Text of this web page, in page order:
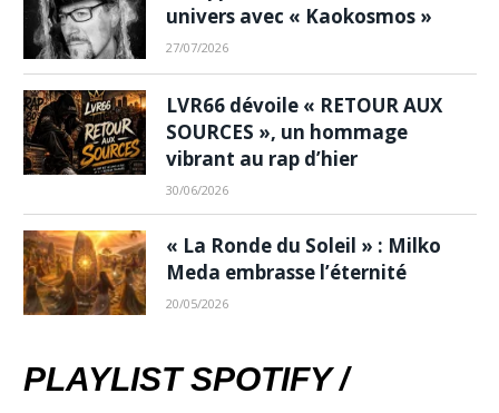
univers avec « Kaokosmos »
27/07/2026
LVR66 dévoile « RETOUR AUX
SOURCES », un hommage
vibrant au rap d’hier
30/06/2026
« La Ronde du Soleil » : Milko
Meda embrasse l’éternité
20/05/2026
PLAYLIST SPOTIFY /